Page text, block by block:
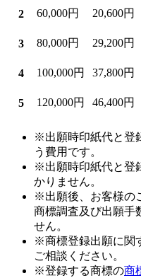
2 60,000円 20,600円
3 80,000円 29,200円
4 100,000円 37,800円
5 120,000円 46,400円
※出願時印紙代と登
う費用です。
※出願時印紙代と登
かりません。
※出願後、お客様の
商標調査及び出願手
せん。
※商標登録出願に関
ご相談ください。
※登録する商標の商